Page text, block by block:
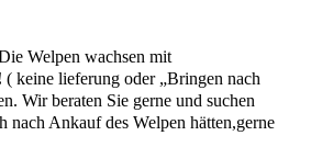
Welpen wachsen mit
( keine lieferung oder „Bringen nach
Wir beraten Sie gerne und suchen
nach Ankauf des Welpen hätten,gerne